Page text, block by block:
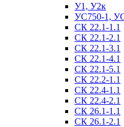
У1, У2к
УС750-1,
СК 22.1-1.1
СК 22.1-2.1
СК 22.1-3.1
СК 22.1-4.1
СК 22.1-5.1
СК 22.2-1.1
СК 22.4-1.1
СК 22.4-2.1
СК 26.1-1.1
СК 26.1-2.1